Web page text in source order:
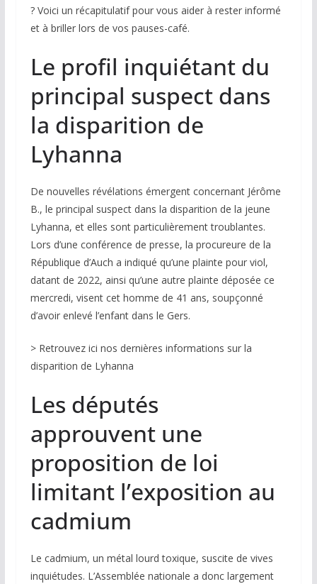
? Voici un récapitulatif pour vous aider à rester informé
et à briller lors de vos pauses-café.
Le profil inquiétant du
principal suspect dans
la disparition de
Lyhanna
De nouvelles révélations émergent concernant Jérôme
B., le principal suspect dans la disparition de la jeune
Lyhanna, et elles sont particulièrement troublantes.
Lors d’une conférence de presse, la procureure de la
République d’Auch a indiqué qu’une plainte pour viol,
datant de 2022, ainsi qu’une autre plainte déposée ce
mercredi, visent cet homme de 41 ans, soupçonné
d’avoir enlevé l’enfant dans le Gers.
> Retrouvez ici nos dernières informations sur la
disparition de Lyhanna
Les députés
approuvent une
proposition de loi
limitant l’exposition au
cadmium
Le cadmium, un métal lourd toxique, suscite de vives
inquiétudes. L’Assemblée nationale a donc largement